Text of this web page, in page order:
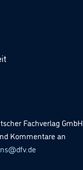
Fachverlag GmbH
Kommentare an